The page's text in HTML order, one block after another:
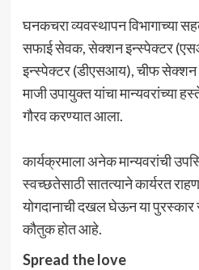
घनकचरा व्यवस्थापन विभागाच्या
सफाई सेवक, सेक्शन इन्स्पेक्टर
इन्स्पेक्टर (डीएसआय), चीफ
माजी उपायुक्त यांचा मान्यवरांच्या
गौरव करण्यात आला.
कार्यक्रमाला अनेक मान्यवरांची
स्वच्छतेसाठी सातत्याने कार्यरत
योगदानाची दखल घेऊन या पुरस्कार
कौतुक होत आहे.
Spread the love